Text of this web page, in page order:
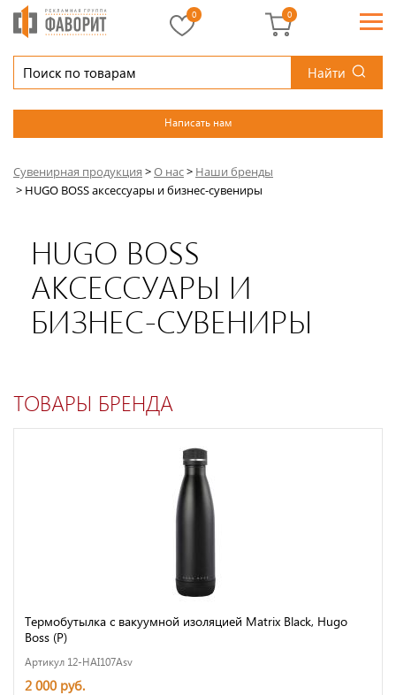
Найти
Написать нам
0 0
Сувенирная продукция >О нас> Наши бренды
> HUGO BOSS аксессуары и бизнес-сувениры
HUGO BOSS
АКСЕССУАРЫ И
БИЗНЕС-СУВЕНИРЫ
ТОВАРЫ БРЕНДА
Термобутылка с вакуумной изоляцией Matrix Black, Hugo
Boss (Р)
Артикул 12-HAI107Asv
2 000 руб.